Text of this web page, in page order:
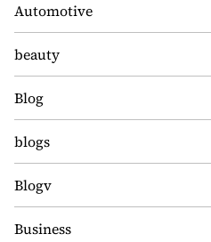
Automotive
beauty
Blog
blogs
Blogv
Business